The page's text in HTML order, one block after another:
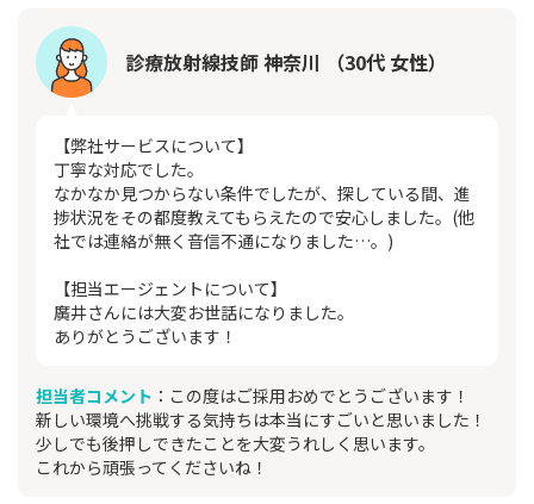
診療放射線技師 神奈川 （30代 女性）
【弊社サービスについて】
丁寧な対応でした。
なかなか見つからない条件でしたが、探している間、進
捗状況をその都度教えてもらえたので安心しました。(他
社では連絡が無く音信不通になりました…。)
【担当エージェントについて】
廣井さんには大変お世話になりました。
ありがとうございます！
担当者コメント ：この度はご採用おめでとうございます！
新しい環境へ挑戦する気持ちは本当にすごいと思いました！
少しでも後押しできたことを大変うれしく思います。
これから頑張ってくださいね！